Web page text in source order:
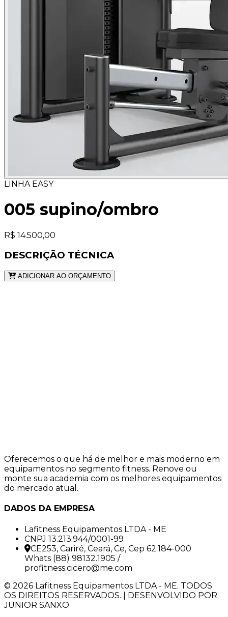
LINHA EASY
005 supino/ombro
R$ 14.500,00
DESCRIÇÃO TÉCNICA
ADICIONAR AO ORÇAMENTO
Oferecemos o que há de melhor e mais moderno em
equipamentos no segmento fitness. Renove ou
monte sua academia com os melhores equipamentos
do mercado atual.
DADOS DA EMPRESA
Lafitness Equipamentos LTDA - ME
CNPJ 13.213.944/0001-99
CE253, Cariré, Ceará, Ce, Cep 62.184-000
Whats (88) 98132.1905 /
profitness.cicero@me.com
© 2026 Lafitness Equipamentos LTDA - ME. TODOS
OS DIREITOS RESERVADOS. | DESENVOLVIDO POR
JUNIOR SANXO